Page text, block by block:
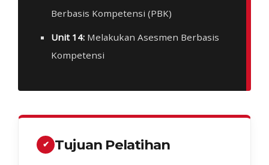
Berbasis Kompetensi (PBK)
Unit 14: Melakukan Asesmen Berbasis
Kompetensi
✔ Tujuan Pelatihan